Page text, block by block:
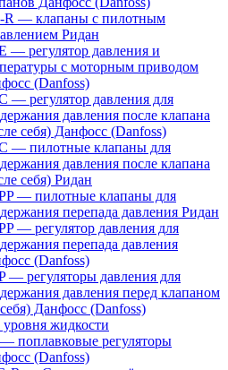
R — клапаны с пилотным
Ридан
— регулятор давления и
с моторным приводом
(Danfoss)
— регулятор давления для
давления после клапана
себя) Данфосс (Danfoss)
— пилотные клапаны для
давления после клапана
себя) Ридан
— пилотные клапаны для
перепада давления Ридан
— регулятор давления для
перепада давления
(Danfoss)
— регуляторы давления для
давления перед клапаном
Данфосс (Danfoss)
жидкости
поплавковые регуляторы
(Danfoss)